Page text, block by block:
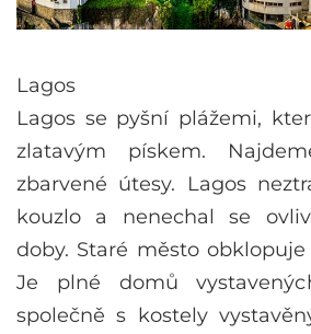
Lagos
Lagos se pyšní plážemi,
zlatavým pískem.
zbarvené útesy. Lagos
kouzlo a nenechal se
doby. Staré město
Je plné domů
společně s kostely